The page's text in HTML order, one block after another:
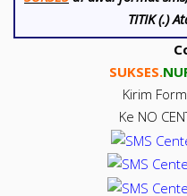
TITIK (.)
SUKSES.
Kirim
Ke NO